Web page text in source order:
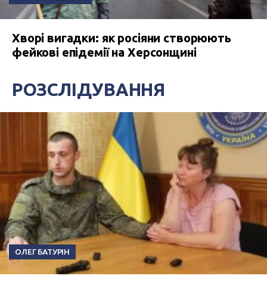
Хворі вигадки: як росіяни створюють
фейкові епідемії на Херсонщині
РОЗСЛІДУВАННЯ
ОЛЕГ БАТУРІН